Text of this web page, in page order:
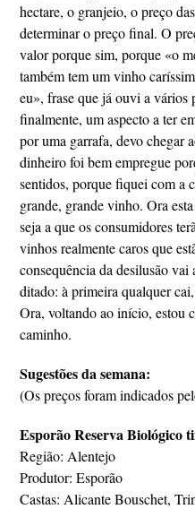
hectare, o granjeio, o preço
determinar o preço final. O
valor porque sim, porque «o
também tem um vinho
eu», frase que já ouvi a vários
finalmente, um aspecto a ter
por uma garrafa, devo chegar
dinheiro foi bem empregue
sentidos, porque fiquei com a
grande, grande vinho. Ora
seja a que os consumidores
vinhos realmente caros que
consequência da desilusão
ditado: à primeira qualquer
Ora, voltando ao início, estou
caminho.
Sugestões da semana:
(Os preços foram indicados
Esporão Reserva Biológico
Região: Alentejo
Produtor: Esporão
Castas: Alicante Bouschet,